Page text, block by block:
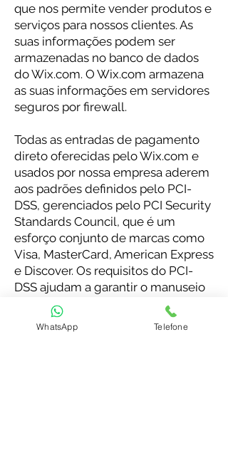
que nos permite vender produtos e
serviços para nossos clientes. As
suas informações podem ser
armazenadas no banco de dados
do Wix.com. O Wix.com armazena
as suas informações em servidores
seguros por firewall.
Todas as entradas de pagamento
direto oferecidas pelo Wix.com e
usados por nossa empresa aderem
aos padrões definidos pelo PCI-
DSS, gerenciados pelo PCI Security
Standards Council, que é um
esforço conjunto de marcas como
Visa, MasterCard, American Express
e Discover. Os requisitos do PCI-
DSS ajudam a garantir o manuseio
seguro das informações de cartão
de crédito pela nossa loja e seus
provedores de serviços.
WhatsApp Telefone